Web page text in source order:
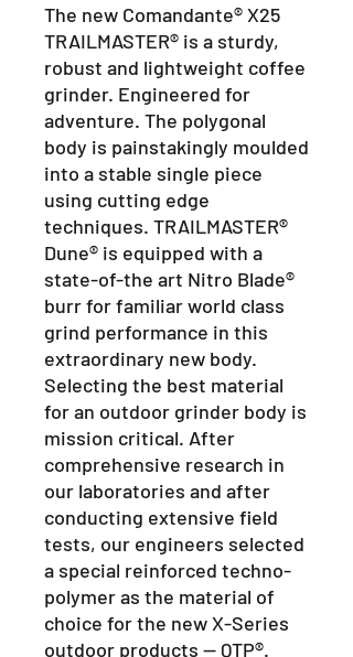
The new Comandante® X25
TRAILMASTER® is a sturdy,
robust and lightweight coffee
grinder. Engineered for
adventure. The polygonal
body is painstakingly moulded
into a stable single piece
using cutting edge
techniques. TRAILMASTER®
Dune® is equipped with a
state-of-the art Nitro Blade®
burr for familiar world class
grind performance in this
extraordinary new body.
Selecting the best material
for an outdoor grinder body is
mission critical. After
comprehensive research in
our laboratories and after
conducting extensive field
tests, our engineers selected
a special reinforced techno-
polymer as the material of
choice for the new X-Series
outdoor products — QTP®.